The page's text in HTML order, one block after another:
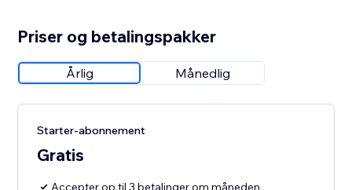
Priser og betalingspakker
Årlig Månedlig
Starter-abonnement
Gratis
Accepter op til 3 betalinger om måneden